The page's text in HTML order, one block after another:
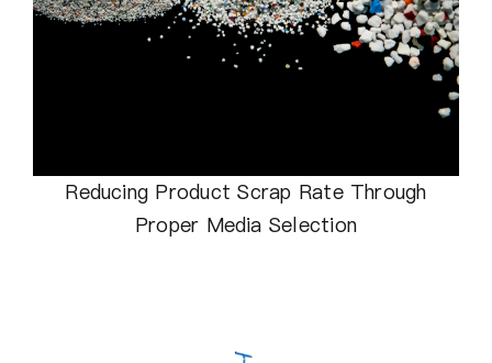
Reducing Product Scrap Rate Through
Proper Media Selection